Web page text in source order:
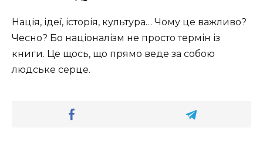
Нація, ідеї, історія, культура… Чому це важливо?
Чесно? Бо націоналізм не просто термін із
книги. Це щось, що прямо веде за собою
людське серце.